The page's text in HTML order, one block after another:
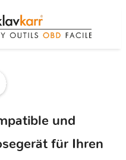
und
für Ihren